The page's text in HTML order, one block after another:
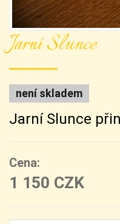
Jarní Slunce
není skladem
Jarní Slunce
Cena:
1 150 CZK